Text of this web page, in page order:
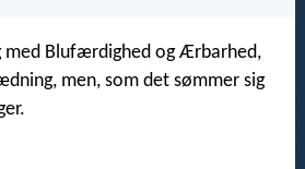
med Blufærdighed og Ærbarhed,
men, som det sømmer sig